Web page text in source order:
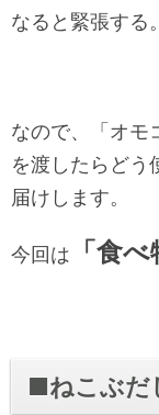
なると緊張する
なので、「オモ
を渡したらどう
届けします。
今回は 「食
■ねこぶだ